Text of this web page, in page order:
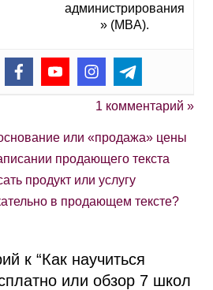
администрирования
» (MBA).
1 комментарий »
или «продажа» цены
продающего текста
продукт или услугу
в продающем тексте?
к “Как научиться
или обзор 7 школ